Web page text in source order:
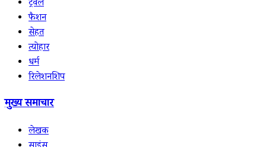
ट्रैवल
फैशन
सेहत
त्योहार
धर्म
रिलेशनशिप
मुख्य समाचार
लेखक